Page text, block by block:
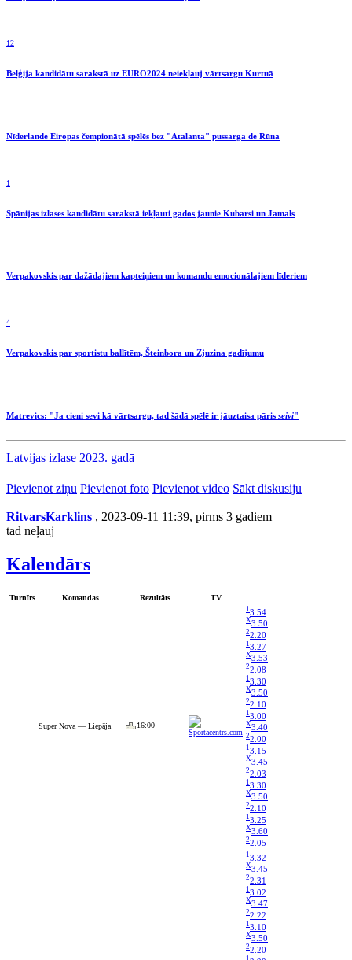
12
Beļģija kandidātu sarakstā uz EURO2024 neiekļauj vārtsargu Kurtuā
Nīderlande Eiropas čempionātā spēlēs bez "Atalanta" pussarga de Rūna
1
Spānijas izlases kandidātu sarakstā iekļauti gados jaunie Kubarsi un Jamals
Verpakovskis par dažādajiem kapteiņiem un komandu emocionālajiem līderiem
4
Verpakovskis par sportistu ballītēm, Šteinbora un Zjuzina gadījumu
Matrevics: "Ja cieni sevi kā vārtsargu, tad šādā spēlē ir jāuztaisa pāris seivi"
Latvijas izlase 2023. gadā
Pievienot ziņu Pievienot foto Pievienot video Sākt diskusiju
RitvarsKarklins , 2023-09-11 11:39, pirms 3 gadiem
tad neļauj
Kalendārs
Turnīrs Komandas Rezultāts TV
Super Nova — Liepāja 16:00
13.54
X3.50
22.20
13.27
X3.53
22.08
13.30
X3.50
22.10
13.00
X3.40
22.00
13.15
X3.45
22.03
1 3.30
X3.50
22.10
1 3.25
X3.60
22.05
13.32
X3.45
22.31
13.02
X3.47
22.22
13.10
X3.50
22.20